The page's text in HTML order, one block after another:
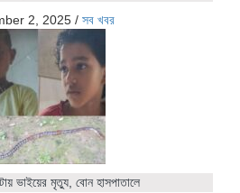
2, 2025 / সব খবর
ভাইয়ের মৃত্যু, বোন হাসপাতালে